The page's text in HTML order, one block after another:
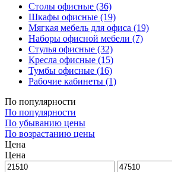
Столы офисные (36)
Шкафы офисные (19)
Мягкая мебель для офиса (19)
Наборы офисной мебели (7)
Стулья офисные (32)
Кресла офисные (15)
Тумбы офисные (16)
Рабочие кабинеты (1)
По популярности
По популярности
По убыванию цены
По возрастанию цены
Цена
Цена